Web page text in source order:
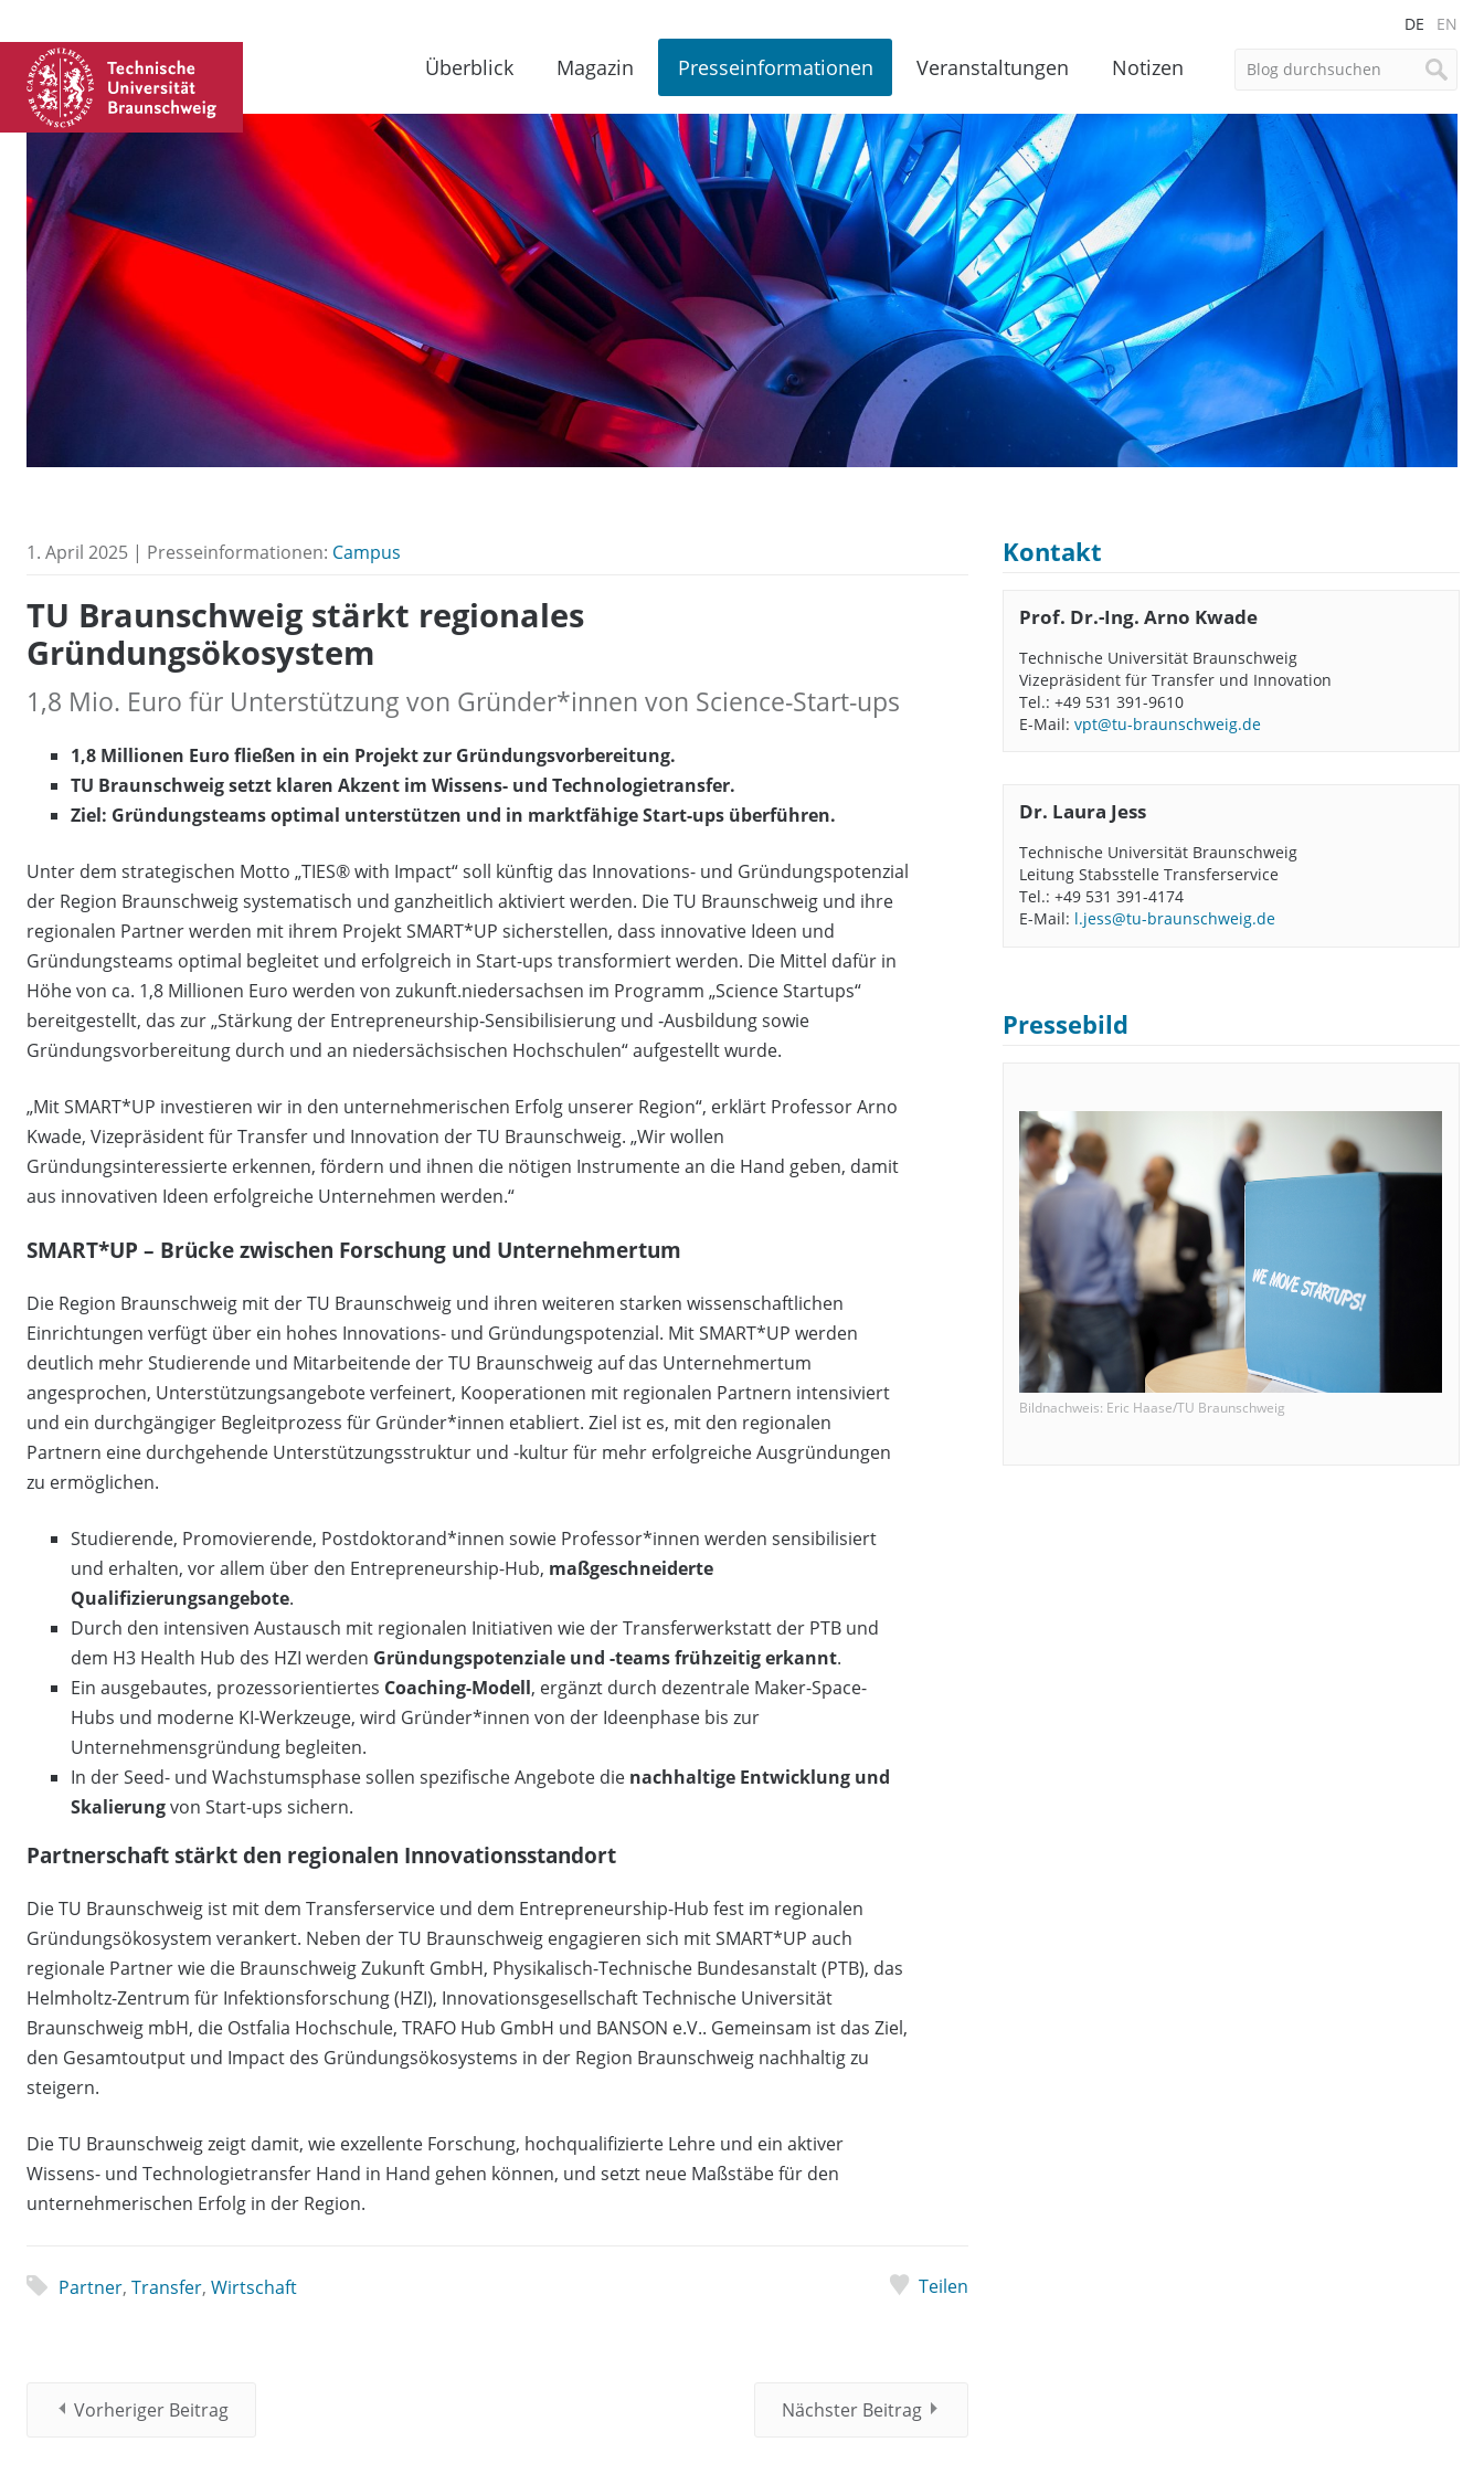
DE EN
Überblick Magazin Presseinformationen Veranstaltungen Notizen
1. April 2025 | Presseinformationen: Campus
TU Braunschweig stärkt regionales
Gründungsökosystem
1,8 Mio. Euro für Unterstützung von Gründer*innen von Science-Start-ups
1,8 Millionen Euro fließen in ein Projekt zur Gründungsvorbereitung.
TU Braunschweig setzt klaren Akzent im Wissens- und Technologietransfer.
Ziel: Gründungsteams optimal unterstützen und in marktfähige Start-ups überführen.
Unter dem strategischen Motto „TIES® with Impact“ soll künftig das Innovations- und Gründungspotenzial
der Region Braunschweig systematisch und ganzheitlich aktiviert werden. Die TU Braunschweig und ihre
regionalen Partner werden mit ihrem Projekt SMART*UP sicherstellen, dass innovative Ideen und
Gründungsteams optimal begleitet und erfolgreich in Start-ups transformiert werden. Die Mittel dafür in
Höhe von ca. 1,8 Millionen Euro werden von zukunft.niedersachsen im Programm „Science Startups“
bereitgestellt, das zur „Stärkung der Entrepreneurship‐Sensibilisierung und ‐Ausbildung sowie
Gründungsvorbereitung durch und an niedersächsischen Hochschulen“ aufgestellt wurde.
„Mit SMART*UP investieren wir in den unternehmerischen Erfolg unserer Region“, erklärt Professor Arno
Kwade, Vizepräsident für Transfer und Innovation der TU Braunschweig. „Wir wollen
Gründungsinteressierte erkennen, fördern und ihnen die nötigen Instrumente an die Hand geben, damit
aus innovativen Ideen erfolgreiche Unternehmen werden.“
SMART*UP – Brücke zwischen Forschung und Unternehmertum
Die Region Braunschweig mit der TU Braunschweig und ihren weiteren starken wissenschaftlichen
Einrichtungen verfügt über ein hohes Innovations- und Gründungspotenzial. Mit SMART*UP werden
deutlich mehr Studierende und Mitarbeitende der TU Braunschweig auf das Unternehmertum
angesprochen, Unterstützungsangebote verfeinert, Kooperationen mit regionalen Partnern intensiviert
und ein durchgängiger Begleitprozess für Gründer*innen etabliert. Ziel ist es, mit den regionalen
Partnern eine durchgehende Unterstützungsstruktur und -kultur für mehr erfolgreiche Ausgründungen
zu ermöglichen.
Studierende, Promovierende, Postdoktorand*innen sowie Professor*innen werden sensibilisiert
und erhalten, vor allem über den Entrepreneurship-Hub, maßgeschneiderte
Qualifizierungsangebote.
Durch den intensiven Austausch mit regionalen Initiativen wie der Transferwerkstatt der PTB und
dem H3 Health Hub des HZI werden Gründungspotenziale und -teams frühzeitig erkannt.
Ein ausgebautes, prozessorientiertes Coaching-Modell, ergänzt durch dezentrale Maker-Space-
Hubs und moderne KI-Werkzeuge, wird Gründer*innen von der Ideenphase bis zur
Unternehmensgründung begleiten.
In der Seed- und Wachstumsphase sollen spezifische Angebote die nachhaltige Entwicklung und
Skalierungvon Start-ups sichern.
Partnerschaft stärkt den regionalen Innovationsstandort
Die TU Braunschweig ist mit dem Transferservice und dem Entrepreneurship-Hub fest im regionalen
Gründungsökosystem verankert. Neben der TU Braunschweig engagieren sich mit SMART*UP auch
regionale Partner wie die Braunschweig Zukunft GmbH, Physikalisch-Technische Bundesanstalt (PTB), das
Helmholtz-Zentrum für Infektionsforschung (HZI), Innovationsgesellschaft Technische Universität
Braunschweig mbH, die Ostfalia Hochschule, TRAFO Hub GmbH und BANSON e.V.. Gemeinsam ist das Ziel,
den Gesamtoutput und Impact des Gründungsökosystems in der Region Braunschweig nachhaltig zu
steigern.
Die TU Braunschweig zeigt damit, wie exzellente Forschung, hochqualifizierte Lehre und ein aktiver
Wissens- und Technologietransfer Hand in Hand gehen können, und setzt neue Maßstäbe für den
unternehmerischen Erfolg in der Region.
Partner, Transfer, Wirtschaft Teilen
Kontakt
Prof. Dr.-Ing. Arno Kwade
Technische Universität Braunschweig
Vizepräsident für Transfer und Innovation
Tel.: +49 531 391-9610
E-Mail:vpt@tu-braunschweig.de
Dr. Laura Jess
Technische Universität Braunschweig
Leitung Stabsstelle Transferservice
Tel.: +49 531 391-4174
E-Mail: l.jess@tu-braunschweig.de
Pressebild
Bildnachweis: Eric Haase/TU Braunschweig
Vorheriger Beitrag Nächster Beitrag